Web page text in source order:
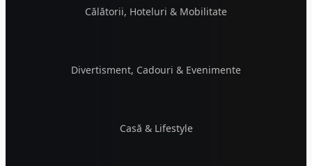
Călătorii, Hoteluri & Mobilitate
Divertisment, Cadouri & Evenimente
Casă & Lifestyle